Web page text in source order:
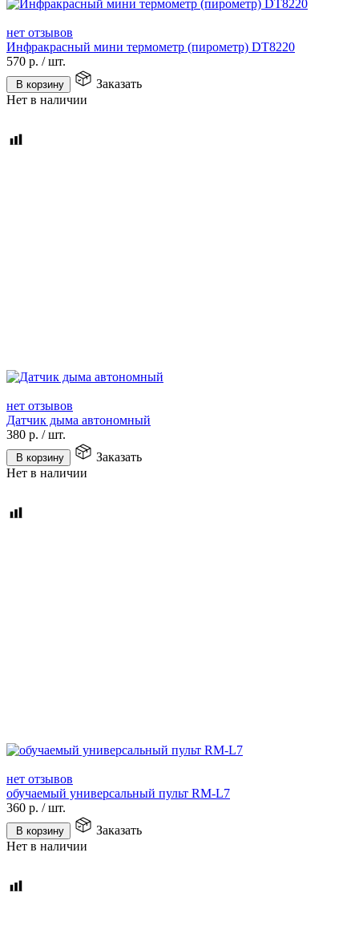
нет отзывов
Инфракрасный мини термометр (пирометр) DT8220
570 р. /шт.
В корзину
Заказать
Нет в наличии
нет отзывов
Датчик дыма автономный
380 р. /шт.
В корзину
Заказать
Нет в наличии
нет отзывов
обучаемый универсальный пульт RM-L7
360 р. /шт.
В корзину
Заказать
Нет в наличии